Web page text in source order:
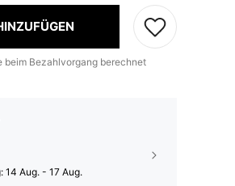
beim Bezahlvorgang berechnet
14 Aug. - 17 Aug.